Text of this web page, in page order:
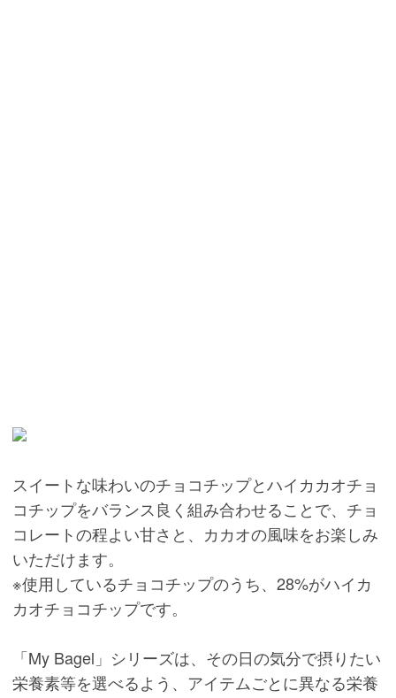
スイートな味わいのチョコチップとハイカカオチョ
コチップをバランス良く組み合わせることで、チョ
コレートの程よい甘さと、カカオの風味をお楽しみ
いただけます。
※使用しているチョコチップのうち、28%がハイカ
カオチョコチップです。
「My Bagel」シリーズは、その日の気分で摂りたい
栄養素等を選べるよう、アイテムごとに異なる栄養